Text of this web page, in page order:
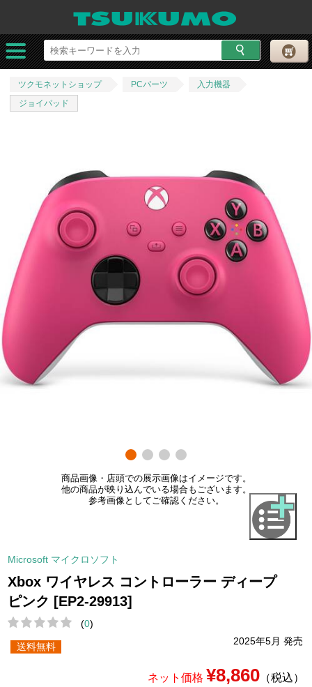
ツクモネットショップ PCパーツ
入力機器
ジョイパッド
商品画像・店頭での展示画像はイメージです。
他の商品が映り込んでいる場合もございます。
参考画像としてご確認ください。
Microsoft マイクロソフト
Xbox ワイヤレス コントローラー ディープ
ピンク [EP2-29913]
(0)
2025年5月 発売
送料無料
ネット価格 ¥8,860（税込）